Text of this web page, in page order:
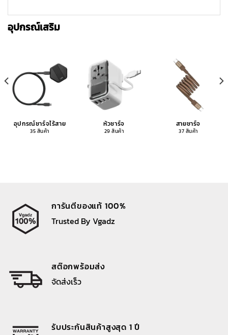
อุปกรณ์เสริม
อุปกรณ์ชาร์จไร้สาย
35 สินค้า
หัวชาร์จ
29 สินค้า
สายชาร์จ
37 สินค้า
การันตีของแท้ 100%
Trusted By Vgadz
สต๊อกพร้อมส่ง
จัดส่งเร็ว
รับประกันสินค้าสูงสุด 1 ปี